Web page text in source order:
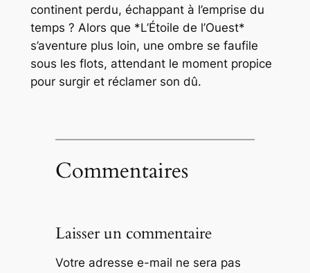
continent perdu, échappant à l’emprise du
temps ? Alors que *L’Étoile de l’Ouest*
s’aventure plus loin, une ombre se faufile
sous les flots, attendant le moment propice
pour surgir et réclamer son dû.
Commentaires
Laisser un commentaire
Votre adresse e-mail ne sera pas